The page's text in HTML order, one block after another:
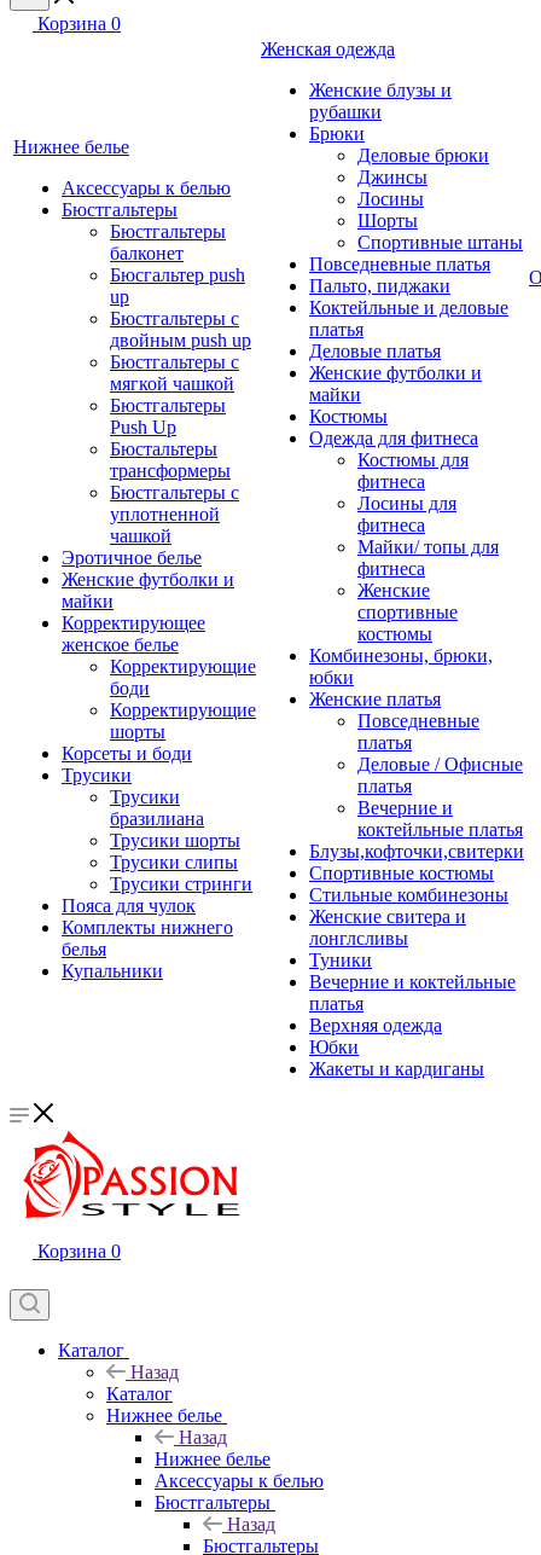
Корзина 0
Нижнее белье
Аксессуары к белью
Бюстгальтеры
Бюстгальтеры
балконет
Бюсгальтер push
up
Бюстгальтеры с
двойным push up
Бюстгальтеры с
мягкой чашкой
Бюстгальтеры
Push Up
Бюстальтеры
трансформеры
Бюстгальтеры с
уплотненной
чашкой
Эротичное белье
Женские футболки и
майки
Корректирующее
женское белье
Корректирующие
боди
Корректирующие
шорты
Корсеты и боди
Трусики
Трусики
бразилиана
Трусики шорты
Трусики слипы
Трусики стринги
Пояса для чулок
Комплекты нижнего
белья
Купальники
Женская одежда
Женские блузы и
рубашки
Брюки
Деловые брюки
Джинсы
Лосины
Шорты
Спортивные штаны
Повседневные платья
Пальто, пиджаки
Коктейльные и деловые
платья
Деловые платья
Женские футболки и
майки
Костюмы
Одежда для фитнеса
Костюмы для
фитнеса
Лосины для
фитнеса
Майки/ топы для
фитнеса
Женские
спортивные
костюмы
Комбинезоны, брюки,
юбки
Женские платья
Повседневные
платья
Деловые / Офисные
платья
Вечерние и
коктейльные платья
Блузы,кофточки,свитерки
Спортивные костюмы
Стильные комбинезоны
Женские свитера и
лонглсливы
Туники
Вечерние и коктейльные
платья
Верхняя одежда
Юбки
Жакеты и кардиганы
Корзина 0
Каталог
Назад
Каталог
Нижнее белье
Назад
Нижнее белье
Аксессуары к белью
Бюстгальтеры
Назад
Бюстгальтеры